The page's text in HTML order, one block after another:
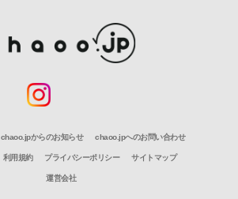
chaoo.jpからのお知らせ chaoo.jpへのお問い合わせ
利用規約 プライバシーポリシー サイトマップ
運営会社